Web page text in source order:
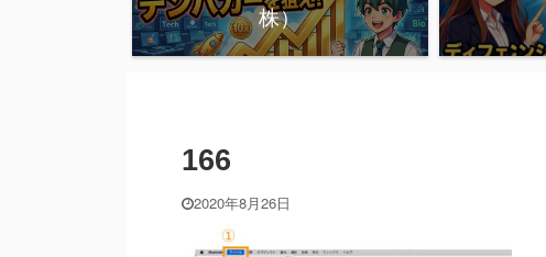
株）
166
2020年8月26日